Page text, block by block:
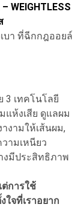
WEIGHTLESS
บา ที่ฉีกกฎออยล์
3 เทคโนโลยี
แห้งเสีย ดูแลผม
งามให้เส้นผม,
ามเหนียว
งมีประสิทธิภาพ
การใช้
ใจที่เราอยาก